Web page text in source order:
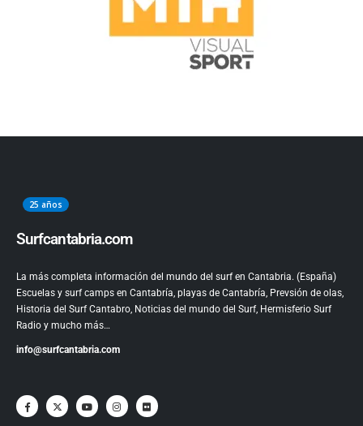
25 años
Surfcantabria.com
La más completa información del mundo del surf en Cantabria. (España)
Escuelas y surf camps en Cantabría, playas de Cantabría, Prevsión de olas,
Historia del Surf Cantabro, Noticias del mundo del Surf, Hermisferio Surf
Radio y mucho más…
info@surfcantabria.com